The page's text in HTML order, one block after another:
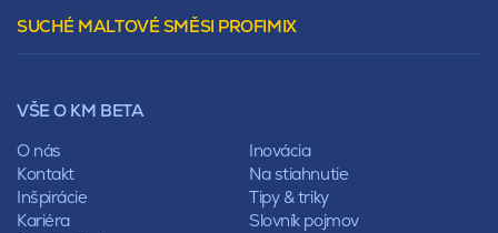
Stanová
Mansardová
Pultová
Sedlová
Polovalbová
Stanová
Mansardová
Pultová
Preklady
Lícové murivo
Pálené zdivo Profiblok
Nosné murivo
Priečky
Vencovky
Preklady
SUCHÉ MALTOVÉ SMĚSI PROFIMIX
VŠE O KM BETA
O nás
Inovácia
Kontakt
Na stiahnutie
Inšpirácie
Tipy & triky
Kariéra
Slovník pojmov